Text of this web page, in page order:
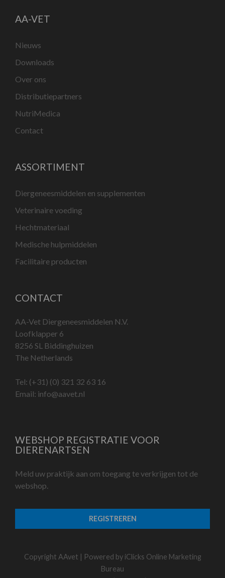
AA-VET
Nieuws
Downloads
Over ons
Distributiepartners
NutriMedica
Contact
ASSORTIMENT
Diergeneesmiddelen en supplementen
Veterinaire voeding
Hechtmateriaal
Medische hulpmiddelen
Facilitaire producten
CONTACT
AA-Vet Diergeneesmiddelen N.V.
Loofklapper 6
8256 SL Biddinghuizen
The Netherlands
Tel: (+31) (0) 321 32 63 16
Email: info@aavet.nl
WEBSHOP REGISTRATIE VOOR
DIERENARTSEN
Meld uw praktijk aan om toegang te verkrijgen tot de
webshop.
REGISTREREN
Copyright AAvet | Powered by iClicks Online Marketing
Bureau